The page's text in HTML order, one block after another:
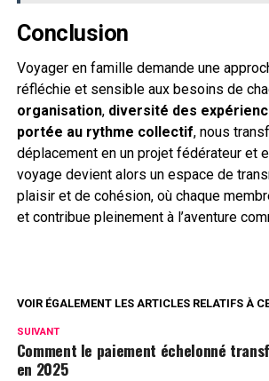
Conclusion
Voyager en famille demande une
réfléchie et sensible aux besoins de
organisation, diversité des
portée au rythme collectif, nous
déplacement en un projet fédérateur et
voyage devient alors un espace de
plaisir et de cohésion, où chaque
et contribue pleinement à l’aventure
VOIR ÉGALEMENT LES ARTICLES RELATIFS À
SUIVANT
Comment le paiement échelonné
en 2025